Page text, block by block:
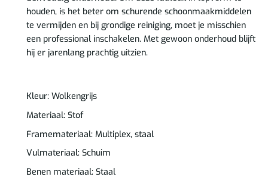
houden, is het beter om schurende schoonmaakmiddelen
te vermijden en bij grondige reiniging, moet je misschien
een professional inschakelen. Met gewoon onderhoud blijft
hij er jarenlang prachtig uitzien.
Kleur: Wolkengrijs
Materiaal: Stof
Framemateriaal: Multiplex, staal
Vulmateriaal: Schuim
Benen materiaal: Staal